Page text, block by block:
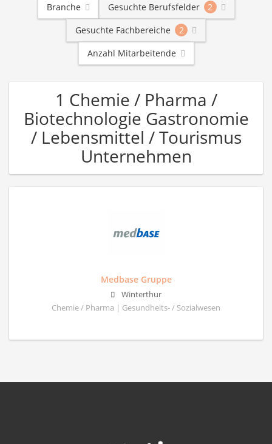
Branche Gesuchte Berufsfelder
2
Gesuchte Fachbereiche
2
Anzahl Mitarbeitende
1 Chemie / Pharma /
Biotechnologie Gastronomie
/ Lebensmittel / Tourismus
Unternehmen
Medbase Gruppe
Winterthur
Chemie / Pharma | Gesundheits- / Sozialwesen